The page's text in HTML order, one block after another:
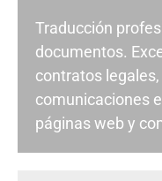
Traducción
documentos.
contratos
comunicaciones
páginas web y